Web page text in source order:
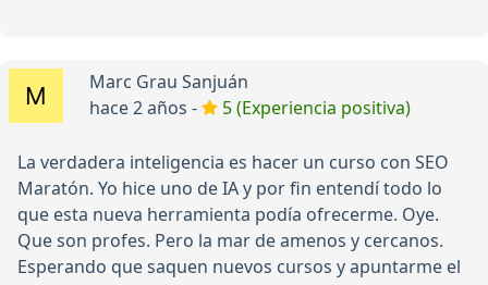
Marc Grau Sanjuán
hace 2 años -
5 (Experiencia positiva)
La verdadera inteligencia es hacer un curso con SEO
Maratón. Yo hice uno de IA y por fin entendí todo lo
que esta nueva herramienta podía ofrecerme. Oye.
Que son profes. Pero la mar de amenos y cercanos.
Esperando que saquen nuevos cursos y apuntarme el